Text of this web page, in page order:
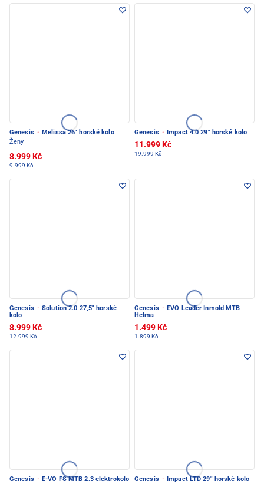
Genesis · Melissa 26" horské kolo
Ženy
8.999 Kč
9.999 Kč
Genesis · Impact 4.0 29" horské kolo
11.999 Kč
19.999 Kč
Genesis · Solution 2.0 27,5" horské
kolo
8.999 Kč
12.999 Kč
Genesis · EVO Leader Inmold MTB
Helma
1.499 Kč
1.899 Kč
Genesis · E-VO FS MTB 2.3 elektrokolo Genesis · Impact LTD 29" horské kolo